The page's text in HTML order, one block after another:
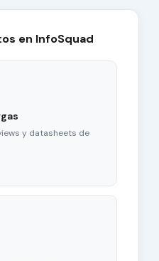
en InfoSquad
y datasheets de